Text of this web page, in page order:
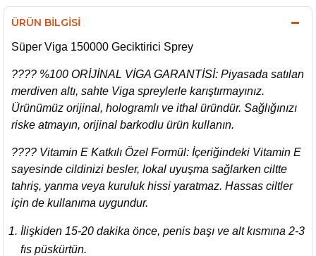
ÜRÜN BILGISI
Süper Viga 150000 Geciktirici Sprey
????️ %100 ORİJİNAL VİGA GARANTİSİ: Piyasada satılan
merdiven altı, sahte Viga spreylerle karıştırmayınız.
Ürünümüz orijinal, hologramlı ve ithal üründür. Sağlığınızı
riske atmayın, orijinal barkodlu ürün kullanın.
???? Vitamin E Katkılı Özel Formül: İçeriğindeki Vitamin E
sayesinde cildinizi besler, lokal uyuşma sağlarken ciltte
tahriş, yanma veya kuruluk hissi yaratmaz. Hassas ciltler
için de kullanıma uygundur.
İlişkiden 15-20 dakika önce, penis başı ve alt kısmına 2-3
fıs püskürtün.